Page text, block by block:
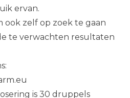
ervan.
ook zelf op zoek te gaan
te verwachten resultaten
is 30 druppels